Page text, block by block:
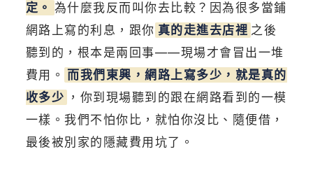
定。 為什麼我反而叫你去比較？因為很多當鋪
網路上寫的利息，跟你 真的走進去店裡 之後
聽到的，根本是兩回事——現場才會冒出一堆
費用。 而我們東興，網路上寫多少，就是真的
收多少 ，你到現場聽到的跟在網路看到的一模
一樣。我們不怕你比，就怕你沒比、隨便借，
最後被別家的隱藏費用坑了。